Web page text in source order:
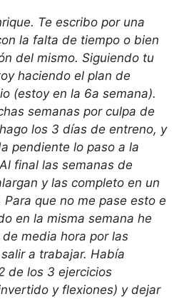
Te escribo por una
la falta de tiempo o bien
del mismo. Siguiendo tu
haciendo el plan de
(estoy en la 6a semana).
semanas por culpa de
los 3 días de entreno, y
pendiente lo paso a la
final las semanas de
y las completo en un
que no me pase esto e
en la misma semana he
media hora por las
a trabajar. Había
de los 3 ejercicios
y flexiones) y dejar